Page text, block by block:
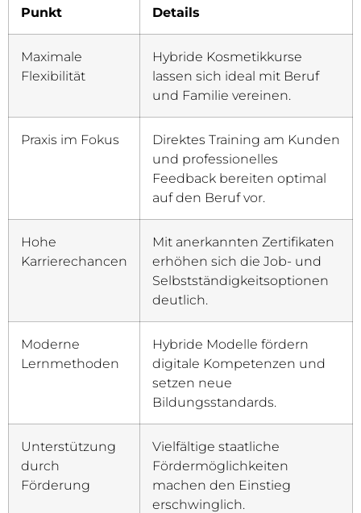
Punkt Details
Maximale
Flexibilität
Hybride Kosmetikkurse
lassen sich ideal mit Beruf
und Familie vereinen.
Praxis im Fokus
Direktes Training am Kunden
und professionelles
Feedback bereiten optimal
auf den Beruf vor.
Hohe
Karrierechancen
Mit anerkannten Zertifikaten
erhöhen sich die Job- und
Selbstständigkeitsoptionen
deutlich.
Moderne
Lernmethoden
Hybride Modelle fördern
digitale Kompetenzen und
setzen neue
Bildungsstandards.
Unterstützung
durch
Förderung
Vielfältige staatliche
Fördermöglichkeiten
machen den Einstieg
erschwinglich.